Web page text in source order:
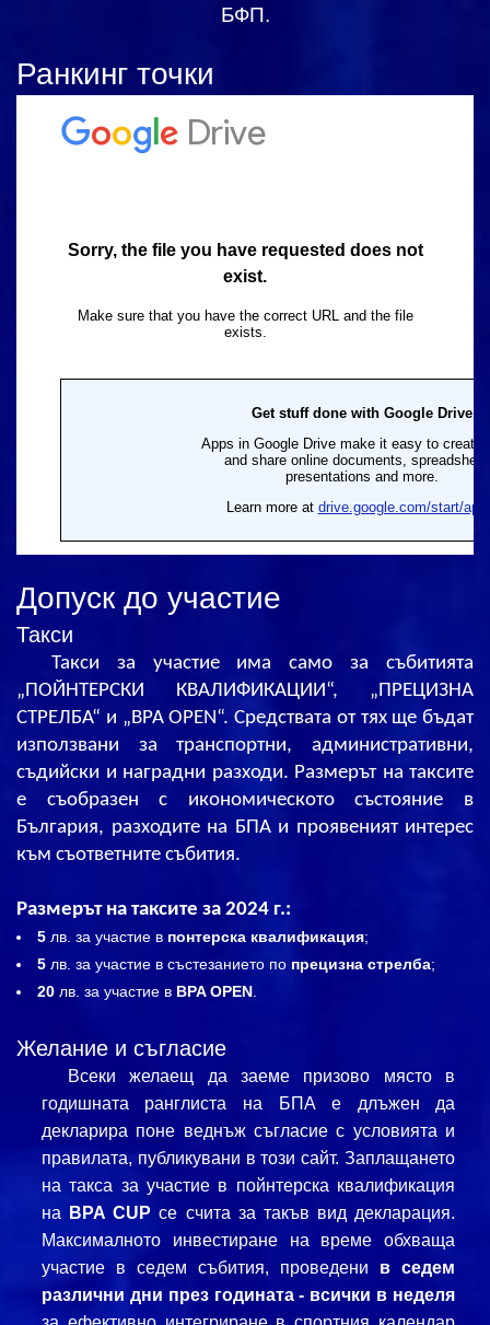
БФП.
Ранкинг точки
Допуск до участие
Такси
Такси за участие има само за събитията
„ПОЙНТЕРСКИ КВАЛИФИКАЦИИ“, „ПРЕЦИЗНА
СТРЕЛБА“ и „BPA OPEN“. Средствата от тях ще бъдат
използвани за транспортни, административни,
съдийски и наградни разходи. Размерът на таксите
е съобразенс икономическото състояние в
България, разходите на БПА и проявеният интерес
към съответните събития.
Размерът на таксите за 2024 г.:
5 лв. за участие в понтерска квалификация;
5 лв. за участие в състезанието по прецизна стрелба;
20 лв. за участие в BPA OPEN
Желание и съгласие
Всеки желаещ да заеме призово място в
годишната ранглиста на БПА е длъжен да
декларира поне веднъж съгласие с условията и
правилата, публикувани в този сайт. Заплащането
на такса за участие в пойнтерска квалификация
на
BPA CUPсе счита за такъв вид декларация.
Максималното инвестиране на време обхваща
участие в седем събития, проведени в седем
различни дни през годината - всички в неделя